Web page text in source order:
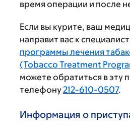
время операции и после
Если вы курите, ваш
направит вас к
программы лечения
(Tobacco Treatment
можете обратиться в эту
телефону212-610-0507.
Информация о